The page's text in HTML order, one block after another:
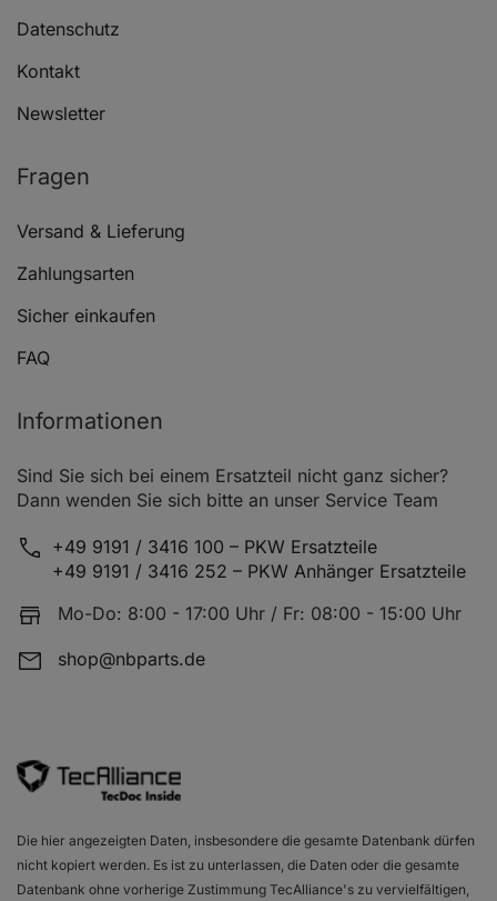
Datenschutz
Kontakt
Newsletter
Fragen
Versand & Lieferung
Zahlungsarten
Sicher einkaufen
FAQ
Informationen
Sind Sie sich bei einem Ersatzteil nicht ganz sicher?
Dann wenden Sie sich bitte an unser Service Team
+49 9191 / 3416 100 – PKW Ersatzteile
+49 9191 / 3416 252 – PKW Anhänger Ersatzteile
Mo-Do: 8:00 - 17:00 Uhr / Fr: 08:00 - 15:00 Uhr
shop@nbparts.de
Die hier angezeigten Daten, insbesondere die gesamte Datenbank dürfen
nicht kopiert werden. Es ist zu unterlassen, die Daten oder die gesamte
Datenbank ohne vorherige Zustimmung TecAlliance's zu vervielfältigen,